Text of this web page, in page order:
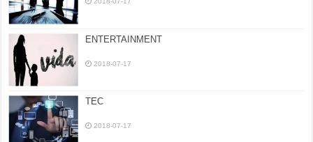
ENTERTAINMENT
2018-07-17
TEC
2018-07-17